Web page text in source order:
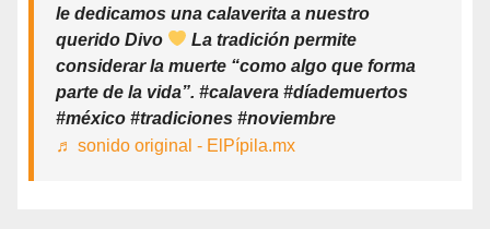
le dedicamos una calaverita a nuestro
querido Divo
La tradición permite
considerar la muerte “como algo que forma
parte de la vida”. #calavera #díademuertos
#méxico #tradiciones #noviembre
♬ sonido original - ElPípila.mx